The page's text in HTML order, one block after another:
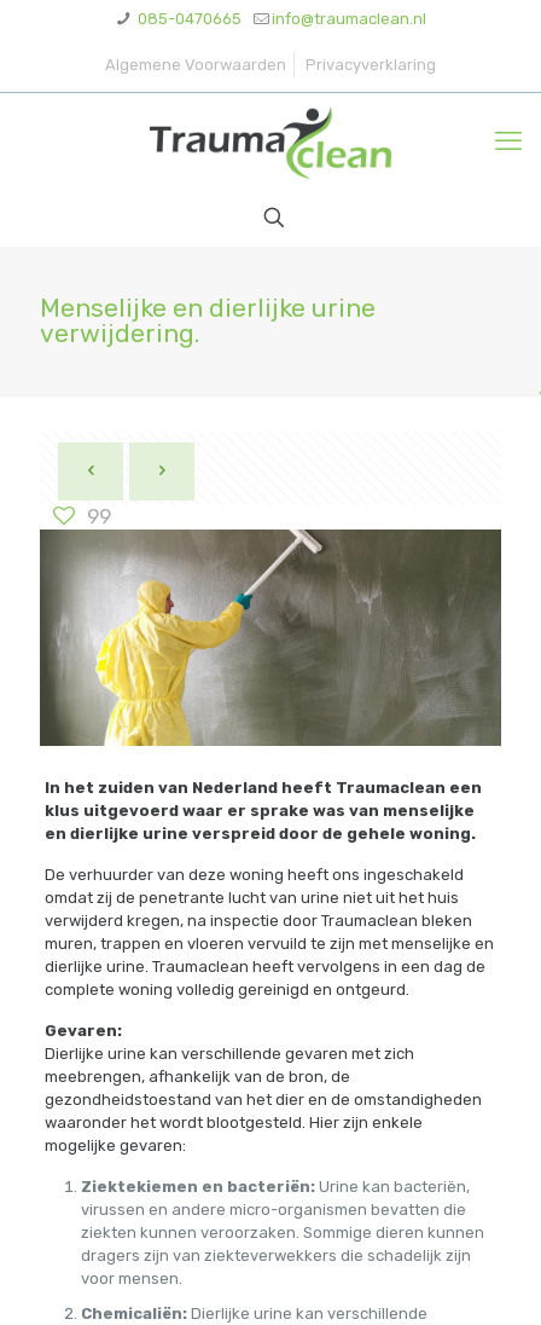
085-0470665 info@traumaclean.nl
Algemene Voorwaarden Privacyverklaring
Menselijke en dierlijke urine
verwijdering.
99
In het zuiden van Nederland heeft Traumaclean een
klus uitgevoerd waar er sprake was van menselijke
en dierlijke urine verspreid door de gehele woning.
De verhuurder van deze woning heeft ons ingeschakeld
omdat zij de penetrante lucht van urine niet uit het huis
verwijderd kregen, na inspectie door Traumaclean bleken
muren, trappen en vloeren vervuild te zijn met menselijke en
dierlijke urine. Traumaclean heeft vervolgens in een dag de
complete woning volledig gereinigd en ontgeurd.
Gevaren:
Dierlijke urine kan verschillende gevaren met zich
meebrengen, afhankelijk van de bron, de
gezondheidstoestand van het dier en de omstandigheden
waaronder het wordt blootgesteld. Hier zijn enkele
mogelijke gevaren:
Ziektekiemen en bacteriën:Urine kan bacteriën,
virussen en andere micro-organismen bevatten die
ziekten kunnen veroorzaken. Sommige dieren kunnen
dragers zijn van ziekteverwekkers die schadelijk zijn
voor mensen.
Chemicaliën:Dierlijke urine kan verschillende